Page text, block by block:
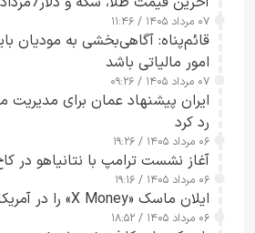
۰۷ مرداد ۱۴۰۵ / ۱۱:۴۶
قائم‌پناه: آگاهی‌بخشی به مودیان
امور مالیاتی باشد
۰۷ مرداد ۱۴۰۵ / ۰۹:۲۶
ایران پیشنهاد عمان برای مدیریت
رد کرد
۰۶ مرداد ۱۴۰۵ / ۱۹:۲۶
آغاز نشست ترامپ با نتانیاهو در
۰۶ مرداد ۱۴۰۵ / ۱۹:۱۶
ایلان ماسک «X Money» را در آمریکا راه‌اندازی کرد
۰۶ مرداد ۱۴۰۵ / ۱۸:۵۲